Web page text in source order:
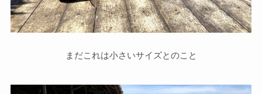
まだこれは小さいサイズとのこと